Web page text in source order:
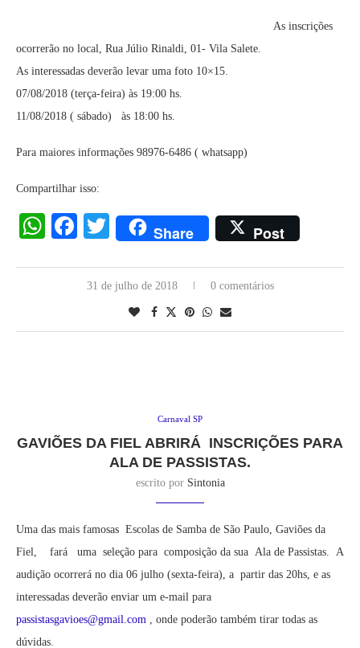
As inscrições
ocorrerão no local, Rua Júlio Rinaldi, 01- Vila Salete.
As interessadas deverão levar uma foto 10×15.
07/08/2018 (terça-feira) às 19:00 hs.
11/08/2018 ( sábado) às 18:00 hs.
Para maiores informações 98976-6486 ( whatsapp)
Compartilhar isso:
WhatsApp
Facebook
Twitter
Share Post
31 de julho de 2018 0 comentários
Carnaval SP
GAVIÕES DA FIEL ABRIRÁ INSCRIÇÕES PARA
ALA DE PASSISTAS.
escrito por Sintonia
Uma das mais famosas Escolas de Samba de São Paulo, Gaviões da
Fiel, fará uma seleção para composição da sua Ala de Passistas. A
audição ocorrerá no dia 06 julho (sexta-feira), a partir das 20hs, e as
interessadas deverão enviar um e-mail para
passistasgavioes@gmail.com , onde poderão também tirar todas as
dúvidas.